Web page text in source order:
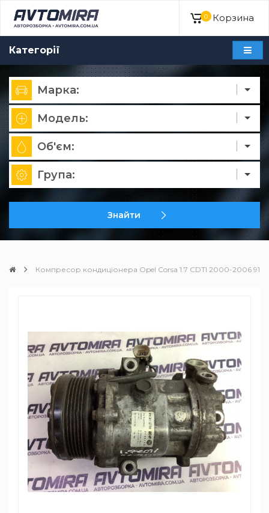
0 Корзина
Категорії
Марка:
Модель:
Об'єм:
Група:
Знайти
Компресор кондиціонера Opel Corsa 1.7 CDTI 2000-2006